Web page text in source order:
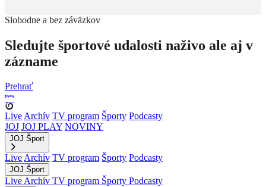
Slobodne a bez záväzkov
Sledujte športové udalosti naživo ale aj v
zázname
Prehrať
LiveArchív TV program Športy Podcasty
JOJ JOJ PLAY NOVINY
JOJ Šport
LiveArchív TV program Športy Podcasty
JOJ Šport
LiveArchív TV program Športy Podcasty